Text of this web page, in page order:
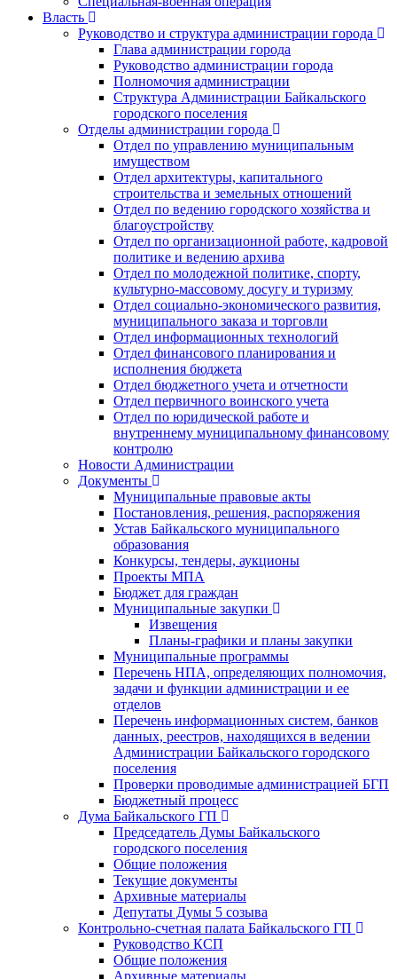
Власть
Руководство и структура администрации города
Глава администрации города
Руководство администрации города
Полномочия администрации
Структура Администрации Байкальского
городского поселения
Отделы администрации города
Отдел по управлению муниципальным
имуществом
Отдел архитектуры, капитального
строительства и земельных отношений
Отдел по ведению городского хозяйства и
благоустройству
Отдел по организационной работе, кадровой
политике и ведению архива
Отдел по молодежной политике, спорту,
культурно-массовому досугу и туризму
Отдел социально-экономического развития,
муниципального заказа и торговли
Отдел информационных технологий
Отдел финансового планирования и
исполнения бюджета
Отдел бюджетного учета и отчетности
Отдел первичного воинского учета
Отдел по юридической работе и
внутреннему муниципальному финансовому
контролю
Новости Администрации
Документы
Муниципальные правовые акты
Постановления, решения, распоряжения
Устав Байкальского муниципального
образования
Конкурсы, тендеры, аукционы
Проекты МПА
Бюджет для граждан
Муниципальные закупки
Извещения
Планы-графики и планы закупки
Муниципальные программы
Перечень НПА, определяющих полномочия,
задачи и функции администрации и ее
отделов
Перечень информационных систем, банков
данных, реестров, находящихся в ведении
Администрации Байкальского городского
поселения
Проверки проводимые администрацией БГП
Бюджетный процесс
Дума Байкальского ГП
Председатель Думы Байкальского
городского поселения
Общие положения
Текущие документы
Архивные материалы
Депутаты Думы 5 созыва
Контрольно-счетная палата Байкальского ГП
Руководство КСП
Общие положения
Архивные материалы